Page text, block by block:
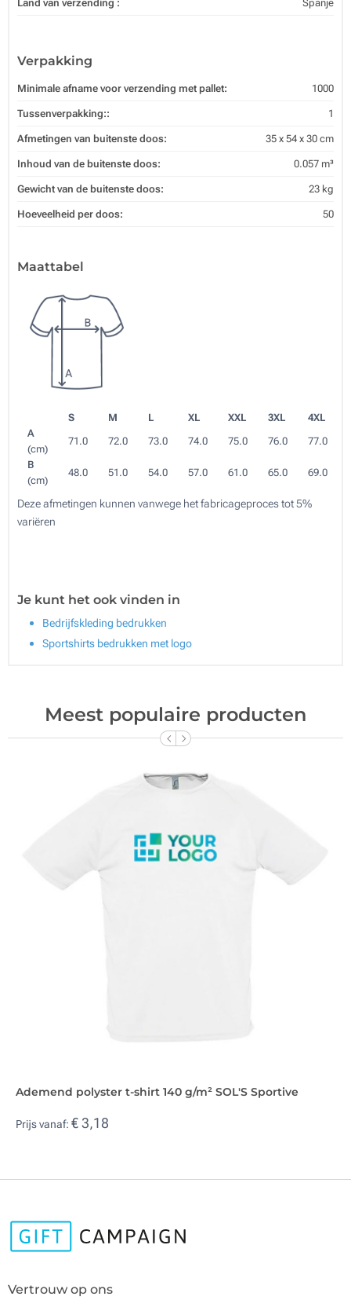
Land van verzending : Spanje
Verpakking
Minimale afname voor verzending met pallet: 1000
Tussenverpakking:: 1
Afmetingen van buitenste doos: 35 x 54 x 30 cm
Inhoud van de buitenste doos: 0.057 m³
Gewicht van de buitenste doos: 23 kg
Hoeveelheid per doos: 50
Maattabel
S M L XL XXL 3XL
4XL
A
(cm)
71.0 72.0 73.0 74.0 75.0 76.0
77.0
B
(cm)
48.0 51.0 54.0 57.0 61.0 65.0 69.0
Deze afmetingen kunnen vanwege het fabricageproces tot 5%
variëren
Je kunt het ook vinden in
Bedrijfskleding bedrukken
Sportshirts bedrukken met logo
Meest populaire producten
Ademend polyster t-shirt 140 g/m² SOL'S Sportive
Prijs vanaf: € 3,18
Vertrouw op ons